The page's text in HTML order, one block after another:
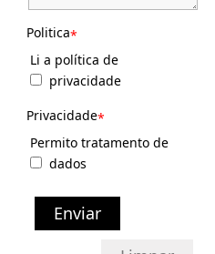
Politica*
Li a política de
privacidade
Privacidade*
Permito tratamento de
dados
Enviar